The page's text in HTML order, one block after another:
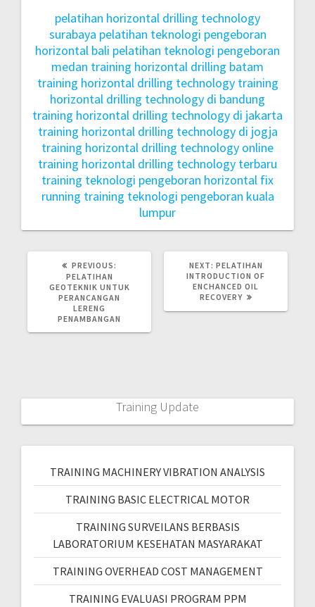
pelatihan horizontal drilling technology
surabaya pelatihan teknologi pengeboran
horizontal bali pelatihan teknologi pengeboran
medan training horizontal drilling batam
training horizontal drilling technology training
horizontal drilling technology di bandung
training horizontal drilling technology di jakarta
training horizontal drilling technology di jogja
training horizontal drilling technology online
training horizontal drilling technology terbaru
training teknologi pengeboran horizontal fix
running training teknologi pengeboran kuala
lumpur
PREVIOUS:
PELATIHAN
GEOTEKNIK UNTUK
PERANCANGAN
LERENG
PENAMBANGAN
NEXT: PELATIHAN
INTRODUCTION OF
ENCHANCED OIL
RECOVERY
Training Update
TRAINING MACHINERY VIBRATION ANALYSIS
TRAINING BASIC ELECTRICAL MOTOR
TRAINING SURVEILANS BERBASIS
LABORATORIUM KESEHATAN MASYARAKAT
TRAINING OVERHEAD COST MANAGEMENT
TRAINING EVALUASI PROGRAM PPM